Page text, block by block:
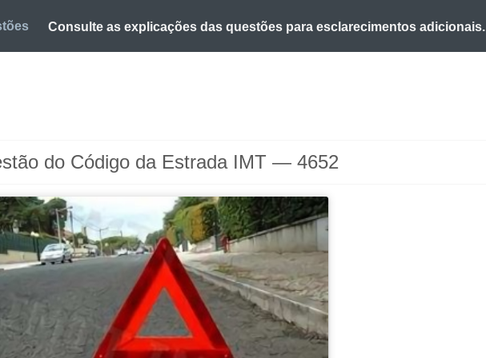
Consulte as explicações das questões para esclarecimentos adicionais.
O Índice Bom Condutor dá-lhe uma ideia da sua preparação para o exame.
Use os atalhos de teclado para responder aos testes mais rapidamente.
Crie uma conta para poder partilhar o seu perfil com os seus amigos.
do Código da Estrada IMT — 4652